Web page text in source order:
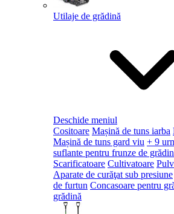
Utilaje de grădină
Deschide meniul
Cositoare Mașină de tuns iarba
Mașină de tuns gard viu + 9
suflante pentru frunze de
Scarificatoare Cultivatoare
Aparate de curăţat sub presiune
de furtun Concasoare pentru
grădină